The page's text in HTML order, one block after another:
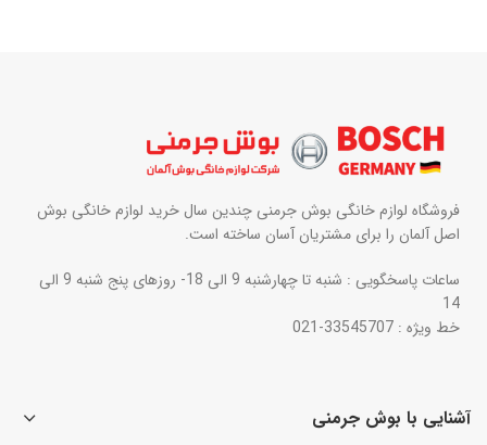
فروشگاه لوازم خانگی بوش جرمنی چندین سال خرید لوازم خانگی بوش
اصل آلمان را برای مشتریان آسان ساخته است.
ساعات پاسخگویی : شنبه تا چهارشنبه 9 الی 18- روزهای پنج شنبه 9 الی
14
خط ویژه : 33545707-021
آشنایی با بوش جرمنی